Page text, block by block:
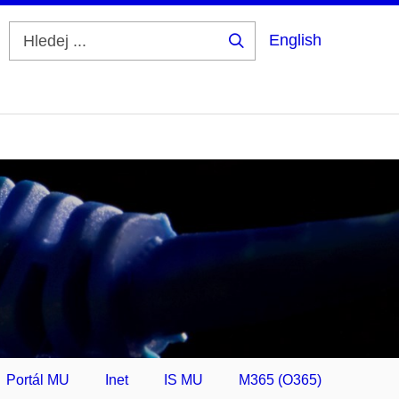
English
Portál MU Inet IS MU M365 (O365)